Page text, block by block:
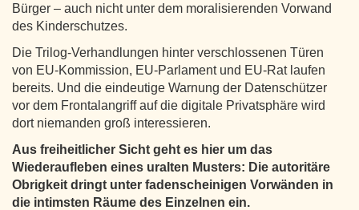
Bürger – auch nicht unter dem moralisierenden Vorwand
des Kinderschutzes.
Die Trilog-Verhandlungen hinter verschlossenen Türen
von EU-Kommission, EU-Parlament und EU-Rat laufen
bereits. Und die eindeutige Warnung der Datenschützer
vor dem Frontalangriff auf die digitale Privatsphäre wird
dort niemanden groß interessieren.
Aus freiheitlicher Sicht geht es hier um das
Wiederaufleben eines uralten Musters: Die autoritäre
Obrigkeit dringt unter fadenscheinigen Vorwänden in
die intimsten Räume des Einzelnen ein.